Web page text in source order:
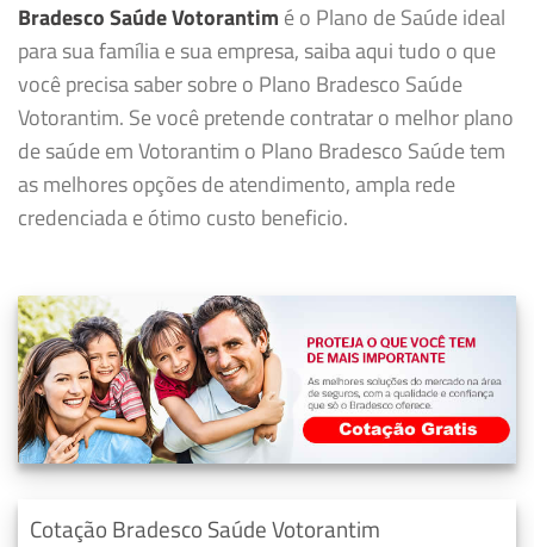
Bradesco Saúde Votorantim é o Plano de Saúde ideal
para sua família e sua empresa, saiba aqui tudo o que
você precisa saber sobre o Plano Bradesco Saúde
Votorantim. Se você pretende contratar o melhor plano
de saúde em Votorantim o Plano Bradesco Saúde tem
as melhores opções de atendimento, ampla rede
credenciada e ótimo custo beneficio.
Cotação Bradesco Saúde Votorantim